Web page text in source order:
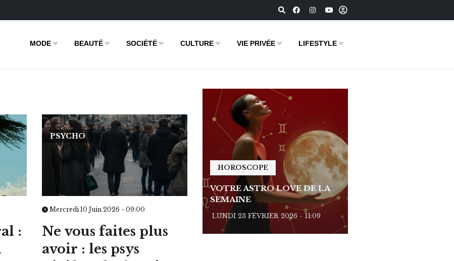
MODE BEAUTÉ SOCIÉTÉ CULTURE VIE PRIVÉE LIFESTYLE
:
PSYCHO
Mercredi 10 Juin 2026 - 09:00
Ne vous faites plus
avoir : les psys
DE LA
HOROSCOPE
VOTRE ASTRO LOVE DE LA
SEMAINE
HOROSCOPE
VOTRE ASTRO LOVE DE LA
SEMAINE
LUNDI 23 FÉVRIER 2026 - 11:09